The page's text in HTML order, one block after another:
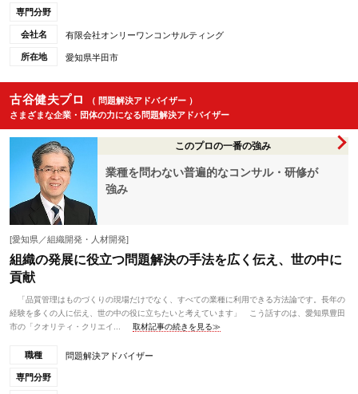
専門分野
会社名 有限会社オンリーワンコンサルティング
所在地 愛知県半田市
古谷健夫プロ
（ 問題解決アドバイザー ）
さまざまな企業・団体の力になる問題解決アドバイザー
このプロの一番の強み
業種を問わない普遍的なコンサル・研修が
強み
[愛知県／組織開発・人材開発]
組織の発展に役立つ問題解決の手法を広く伝え、世の中に
貢献
「品質管理はものづくりの現場だけでなく、すべての業種に利用できる方法論です。長年の
経験を多くの人に伝え、世の中の役に立ちたいと考えています」 こう話すのは、愛知県豊田
市の「クオリティ・クリエイ...
取材記事の続きを見る≫
職種 問題解決アドバイザー
専門分野